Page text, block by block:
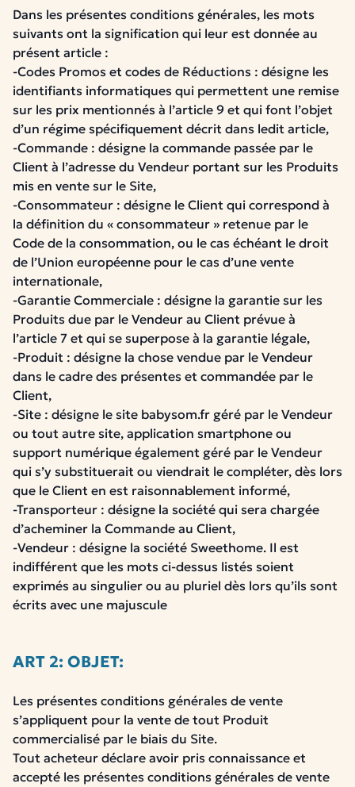
Dans les présentes conditions générales, les mots
suivants ont la signification qui leur est donnée au
présent article :
-Codes Promos et codes de Réductions : désigne les
identifiants informatiques qui permettent une remise
sur les prix mentionnés à l’article 9 et qui font l’objet
d’un régime spécifiquement décrit dans ledit article,
-Commande : désigne la commande passée par le
Client à l’adresse du Vendeur portant sur les Produits
mis en vente sur le Site,
-Consommateur : désigne le Client qui correspond à
la définition du « consommateur » retenue par le
Code de la consommation, ou le cas échéant le droit
de l’Union européenne pour le cas d’une vente
internationale,
-Garantie Commerciale : désigne la garantie sur les
Produits due par le Vendeur au Client prévue à
l’article 7 et qui se superpose à la garantie légale,
-Produit : désigne la chose vendue par le Vendeur
dans le cadre des présentes et commandée par le
Client,
-Site : désigne le site babysom.fr géré par le Vendeur
ou tout autre site, application smartphone ou
support numérique également géré par le Vendeur
qui s’y substituerait ou viendrait le compléter, dès lors
que le Client en est raisonnablement informé,
-Transporteur : désigne la société qui sera chargée
d’acheminer la Commande au Client,
-Vendeur : désigne la société Sweethome. Il est
indifférent que les mots ci-dessus listés soient
exprimés au singulier ou au pluriel dès lors qu’ils sont
écrits avec une majuscule
ART 2: OBJET:
Les présentes conditions générales de vente
s’appliquent pour la vente de tout Produit
commercialisé par le biais du Site.
Tout acheteur déclare avoir pris connaissance et
accepté les présentes conditions générales de vente